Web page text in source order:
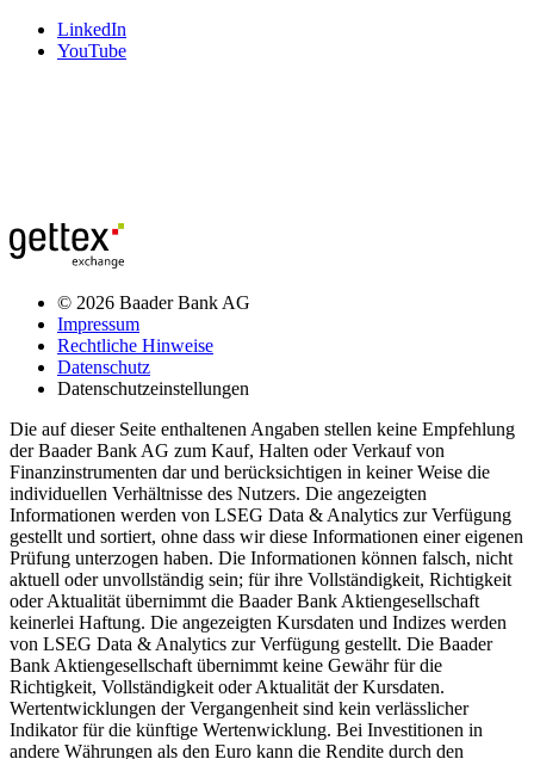
LinkedIn
YouTube
© 2026 Baader Bank AG
Impressum
Rechtliche Hinweise
Datenschutz
Datenschutzeinstellungen
Die auf dieser Seite enthaltenen Angaben stellen keine Empfehlung
der Baader Bank AG zum Kauf, Halten oder Verkauf von
Finanzinstrumenten dar und berücksichtigen in keiner Weise die
individuellen Verhältnisse des Nutzers. Die angezeigten
Informationen werden von LSEG Data & Analytics zur Verfügung
gestellt und sortiert, ohne dass wir diese Informationen einer eigenen
Prüfung unterzogen haben. Die Informationen können falsch, nicht
aktuell oder unvollständig sein; für ihre Vollständigkeit, Richtigkeit
oder Aktualität übernimmt die Baader Bank Aktiengesellschaft
keinerlei Haftung. Die angezeigten Kursdaten und Indizes werden
von LSEG Data & Analytics zur Verfügung gestellt. Die Baader
Bank Aktiengesellschaft übernimmt keine Gewähr für die
Richtigkeit, Vollständigkeit oder Aktualität der Kursdaten.
Wertentwicklungen der Vergangenheit sind kein verlässlicher
Indikator für die künftige Wertenwicklung. Bei Investitionen in
andere Währungen als den Euro kann die Rendite durch den